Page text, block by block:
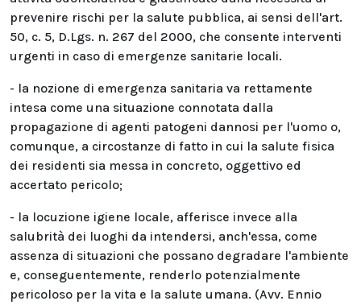
prevenire rischi per la salute pubblica, ai sensi dell'art.
50, c. 5, D.Lgs. n. 267 del 2000, che consente interventi
urgenti in caso di emergenze sanitarie locali.
- la nozione di emergenza sanitaria va rettamente
intesa come una situazione connotata dalla
propagazione di agenti patogeni dannosi per l'uomo o,
comunque, a circostanze di fatto in cui la salute fisica
dei residenti sia messa in concreto, oggettivo ed
accertato pericolo;
- la locuzione igiene locale, afferisce invece alla
salubrità dei luoghi da intendersi, anch'essa, come
assenza di situazioni che possano degradare l'ambiente
e, conseguentemente, renderlo potenzialmente
pericoloso per la vita e la salute umana. (Avv. Ennio